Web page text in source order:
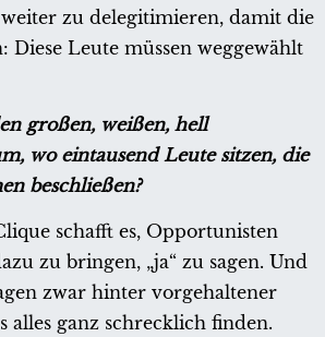
zu delegitimieren, damit die
Diese Leute müssen weggewählt
großen, weißen, hell
wo eintausend Leute sitzen, die
beschließen?
schafft es, Opportunisten
zu bringen, „ja“ zu sagen. Und
zwar hinter vorgehaltener
alles ganz schrecklich finden.